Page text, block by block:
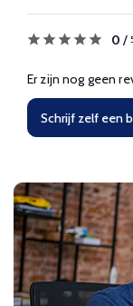
0 /
Er zijn nog geen
Schrijf zelf een